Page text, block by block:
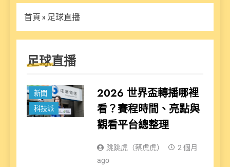
首頁 » 足球直播
足球直播
新聞
科技派
2026 世界盃轉播哪裡
看？賽程時間、亮點與
觀看平台總整理
跳跳虎（蔡虎虎）
2 個月
ago